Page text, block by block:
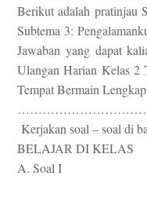
Berikut adalah pratinjau
Subtema 3:
Jawaban yang dapat
Ulangan Harian Kelas 2
Tempat Bermain
Kerjakan soal – soal di
BELAJAR DI KELAS
A. Soal I